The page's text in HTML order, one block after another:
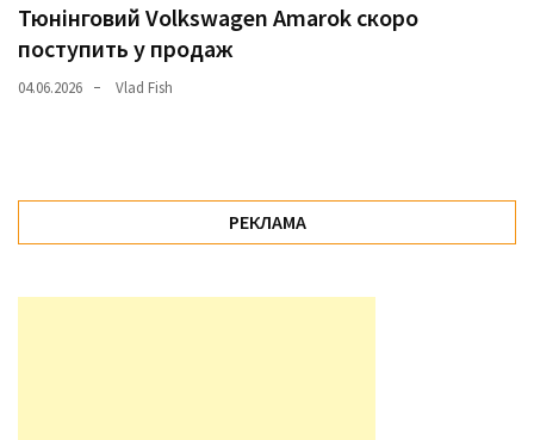
Тюнінговий Volkswagen Amarok скоро
поступить у продаж
04.06.2026 Vlad Fish
РЕКЛАМА